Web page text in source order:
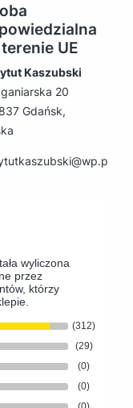
UE
Kaszubski
20
Gdańsk,
wyliczona
przez
którzy
(312)
(29)
(0)
(0)